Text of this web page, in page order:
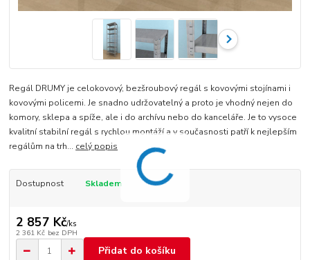
Regál DRUMY je celokovový, bezšroubový regál s kovovými stojínami i
kovovými policemi. Je snadno udržovatelný a proto je vhodný nejen do
komory, sklepa a spíže, ale i do archívu nebo do kanceláře. Je to vysoce
kvalitní stabilní regál s rychlou montáží a v současnosti patří k nejlepším
regálům na trh... celý popis
Dostupnost Skladem
2 857 Kč/ks
2 361 Kč bez DPH
Přidat do košíku